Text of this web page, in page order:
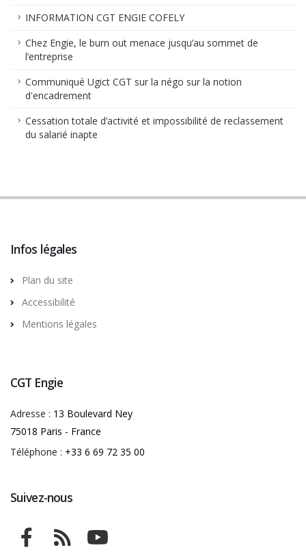
INFORMATION CGT ENGIE COFELY
Chez Engie, le burn out menace jusqu’au sommet de
l’entreprise
Communiqué Ugict CGT sur la négo sur la notion
d'encadrement
Cessation totale d’activité et impossibilité de reclassement
du salarié inapte
Infos légales
Plan du site
Accessibilité
Mentions légales
CGT Engie
Adresse : 13 Boulevard Ney
75018 Paris - France
Téléphone : +33 6 69 72 35 00
Suivez-nous